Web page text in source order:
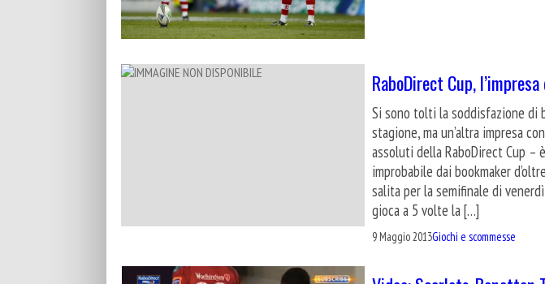
RaboDirect Cup,
Si sono tolti la soddisfazione di
stagione, ma un’altra impresa
assoluti della RaboDirect Cup
improbabile dai bookmaker
salita per la semifinale di
gioca a 5 volte la […]
9 Maggio 2013Giochi e scommesse